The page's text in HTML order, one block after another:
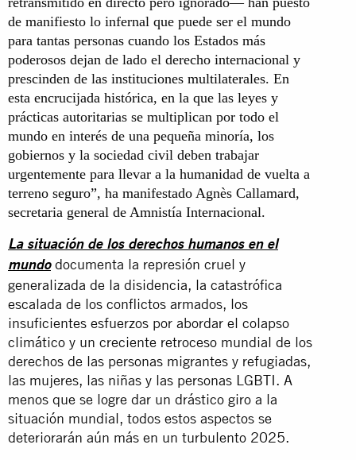
de manifiesto lo infernal que puede ser el mundo
para tantas personas cuando los Estados más
poderosos dejan de lado el derecho internacional y
prescinden de las instituciones multilaterales. En
esta encrucijada histórica, en la que las leyes y
prácticas autoritarias se multiplican por todo el
mundo en interés de una pequeña minoría, los
gobiernos y la sociedad civil deben trabajar
urgentemente para llevar a la humanidad de vuelta a
terreno seguro”, ha manifestado Agnès Callamard,
secretaria general de Amnistía Internacional.
La situación de los derechos humanos en el
mundodocumenta la represión cruel y
generalizada de la disidencia, la catastrófica
escalada de los conflictos armados, los
insuficientes esfuerzos por abordar el colapso
climático y un creciente retroceso mundial de los
derechos de las personas migrantes y refugiadas,
las mujeres, las niñas y las personas LGBTI. A
menos que se logre dar un drástico giro a la
situación mundial, todos estos aspectos se
deteriorarán aún más en un turbulento 2025.